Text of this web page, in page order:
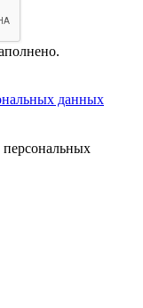
данных
персональных